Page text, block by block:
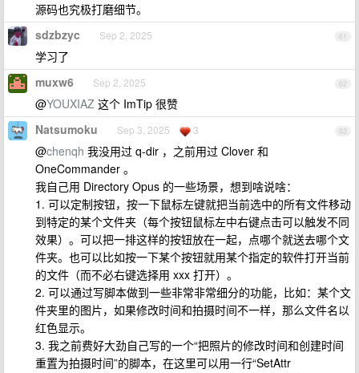
源码也究极打磨细节。
61
sdzbzyc Sep 2, 2025
学习了
62
muxw6 Sep 2, 2025
@YOUXIAZ 这个 ImTip 很赞
63
Natsumoku Sep 3, 2025 3
@chenqh 我没用过 q-dir ，之前用过 Clover 和
OneCommander 。
我自己用 Directory Opus 的一些场景，想到啥说啥：
1. 可以定制按钮，按一下鼠标左键就把当前选中的所有文件移动
到特定的某个文件夹（每个按钮鼠标左中右键点击可以触发不同
效果）。可以把一排这样的按钮放在一起，点哪个就送去哪个文
件夹。也可以比如按一下某个按钮就用某个指定的软件打开当前
的文件（而不必右键选择用 xxx 打开）。
2. 可以通过写脚本做到一些非常非常细分的功能，比如：某个文
件夹里的图片，如果修改时间和拍摄时间不一样，那么文件名以
红色显示。
3. 我之前费好大劲自己写的一个“把照片的修改时间和创建时间
重置为拍摄时间”的脚本，在这里可以用一行“SetAttr